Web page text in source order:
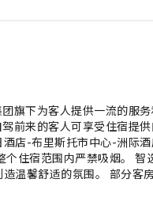
旗下为客人提供一流的服
前来的客人可享受住宿提
店-布里斯托市中心-洲际
住宿范围内严禁吸烟。
温馨舒适的氛围。 部分客
纸或电视等室内娱乐设施，